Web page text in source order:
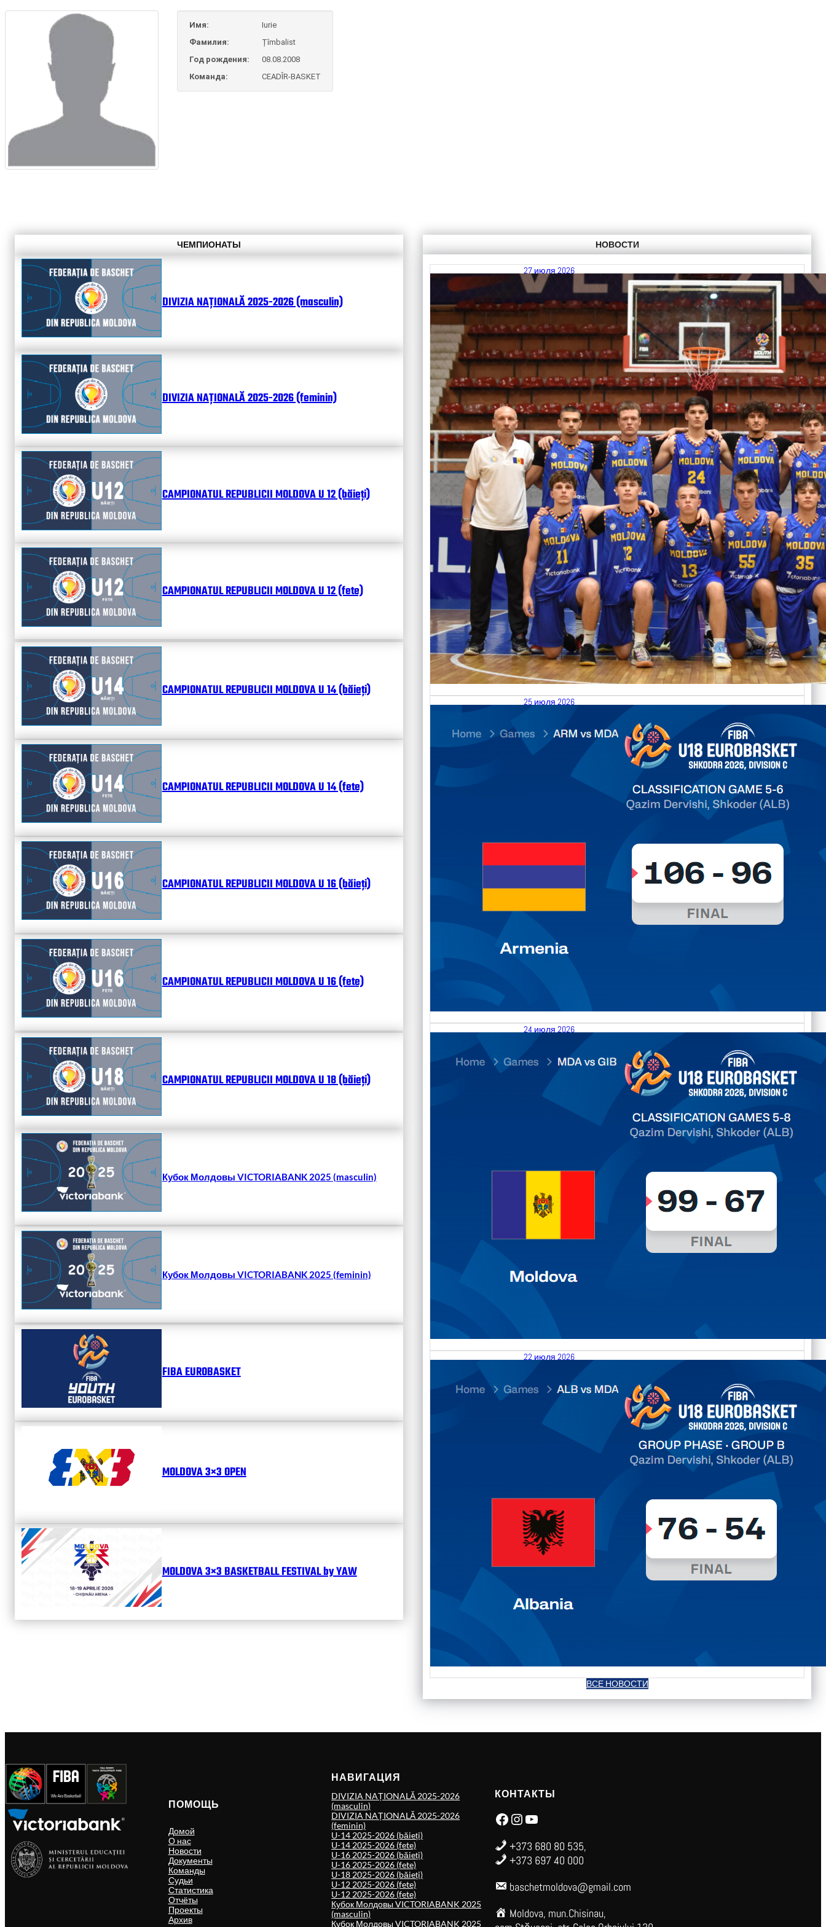
Имя:
Iurie
Фамилия:
Țîmbalist
Год рождения:
08.08.2008
Команда:
CEADÎR-BASKET
ЧЕМПИОНАТЫ
DIVIZIA NAȚIONALĂ 2025-2026 (masculin)
DIVIZIA NAȚIONALĂ 2025-2026 (feminin)
CAMPIONATUL REPUBLICII MOLDOVA U 12 (băieți)
CAMPIONATUL REPUBLICII MOLDOVA U 12 (fete)
CAMPIONATUL REPUBLICII MOLDOVA U 14 (băieți)
CAMPIONATUL REPUBLICII MOLDOVA U 14 (fete)
CAMPIONATUL REPUBLICII MOLDOVA U 16 (băieți)
CAMPIONATUL REPUBLICII MOLDOVA U 16 (fete)
CAMPIONATUL REPUBLICII MOLDOVA U 18 (băieți)
Кубок Молдовы VICTORIABANK 2025 (masculin)
Кубок Молдовы VICTORIABANK 2025 (feminin)
FIBA EUROBASKET
MOLDOVA 3×3 OPEN
MOLDOVA 3×3 BASKETBALL FESTIVAL by YAW
НОВОСТИ
27 июля 2026
Итоги FIBA U18 EuroBasket 2026, Division C
КалендарьТаблица Выберите Обзор Статистика Матч сыгран 0
Читать далее
25 июля 2026
26.07.2026 Armenia vs Moldova FIBA U18 EuroBasket 2026,
Division C
КалендарьТаблица Выберите Обзор Статистика Матч сыгран 0
Читать далее
24 июля 2026
25.07.2026 Moldova vs Gibraltar FIBA U18 EuroBasket 2026,
Division C
КалендарьТаблица Выберите Обзор Статистика Матч сыгран 0
Читать далее
22 июля 2026
23.07.2026 Albania vs Moldova FIBA U18 EuroBasket 2026,
Division C
КалендарьТаблица Выберите Обзор Статистика Матч сыгран 0
Читать далее
ВСЕ НОВОСТИ
ПОМОЩЬ
Домой
О нас
Новости
Документы
Команды
Судьи
Статистика
Отчёты
Проекты
Архив
НАВИГАЦИЯ
DIVIZIA NAȚIONALĂ 2025-2026
(masculin)
DIVIZIA NAȚIONALĂ 2025-2026
(feminin)
U-14 2025-2026 (băieți)
U-14 2025-2026 (fete)
U-16 2025-2026 (băieți)
U-16 2025-2026 (fete)
U-18 2025-2026 (băieți)
U-12 2025-2026 (fete)
U-12 2025-2026 (fete)
Кубок Молдовы VICTORIABANK 2025
(masculin)
Кубок Молдовы VICTORIABANK 2025
КОНТАКТЫ
Facebook Instagram YouTube
+373 680 80 535,
+373 697 40 000
baschetmoldova@gmail.com
Moldova, mun.Chisinau,